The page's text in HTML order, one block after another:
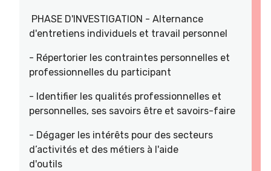
PHASE D'INVESTIGATION - Alternance
d'entretiens individuels et travail personnel
- Répertorier les contraintes personnelles et
professionnelles du participant
- Identifier les qualités professionnelles et
personnelles, ses savoirs être et savoirs-faire
- Dégager les intérêts pour des secteurs
d’activités et des métiers à l'aide
d'outils